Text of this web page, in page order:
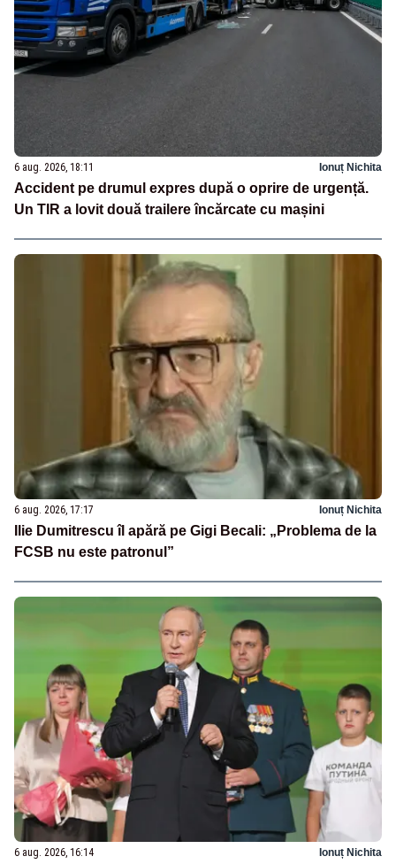
6 aug. 2026, 18:11 Ionuț Nichita
Accident pe drumul expres după o oprire de urgență.
Un TIR a lovit două trailere încărcate cu mașini
6 aug. 2026, 17:17 Ionuț Nichita
Ilie Dumitrescu îl apără pe Gigi Becali: „Problema de la
FCSB nu este patronul”
6 aug. 2026, 16:14 Ionuț Nichita